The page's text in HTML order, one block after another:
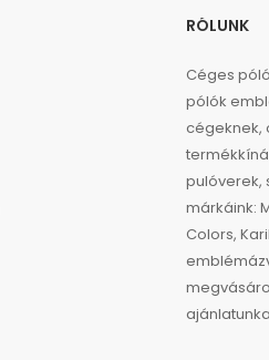
RÓLUNK
Céges
pólók
cégeknek,
pulóverek,
márkáink:
Colors,